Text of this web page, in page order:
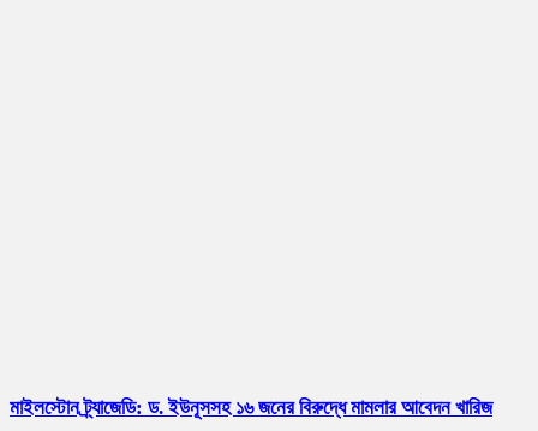
মাইলস্টোন ট্র্যাজেডি: ড. ইউনূসসহ ১৬ জনের বিরুদ্ধে মামলার আবেদন খারিজ